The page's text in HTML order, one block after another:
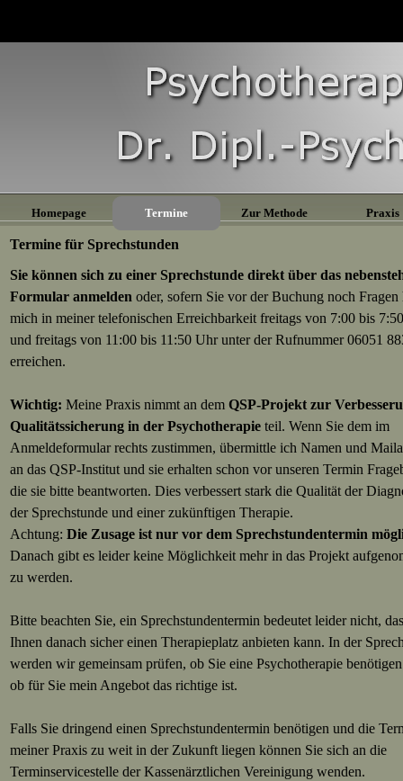
Homepage Termine Zur Methode Praxis
Termine für Sprechstunden
Sie können sich zu einer Sprechstunde direkt über das
Formular anmeldenoder, sofern Sie vor der Buchung noch Fragen
mich in meiner telefonischen Erreichbarkeit freitagsvon 7:00 bis
und freitags von 11:00 bis 11:50 Uhrunter der Rufnummer 06051
erreichen.
Wichtig:Meine Praxis nimmt an demQSP-Projekt zur
Qualitätssicherung in der Psychotherapie teil. Wenn Sie dem im
Anmeldeformular rechts zustimmen, übermittle ich Namen und
an das QSP-Institut und sie erhalten schon vor unseren Termin
die sie bitte beantworten. Dies verbessert stark die Qualität der
der Sprechstunde und einer zukünftigen Therapie.
Achtung:Die Zusage ist nur vor dem Sprechstundentermin
Danach gibt es leider keine Möglichkeit mehr in das Projekt
zu werden.
Bitte beachten Sie, ein Sprechstundentermin bedeutet leider nicht,
Ihnen danach sicher einen Therapieplatz anbieten kann. In der
werden wir gemeinsam prüfen, ob Sie eine Psychotherapie
ob für Sie mein Angebot das richtige ist.
Falls Sie dringend einen Sprechstundentermin benötigen und die
meiner Praxis zu weit in der Zukunft liegen können Sie sich an die
Terminservicestelle der Kassenärztlichen Vereinigung wenden.